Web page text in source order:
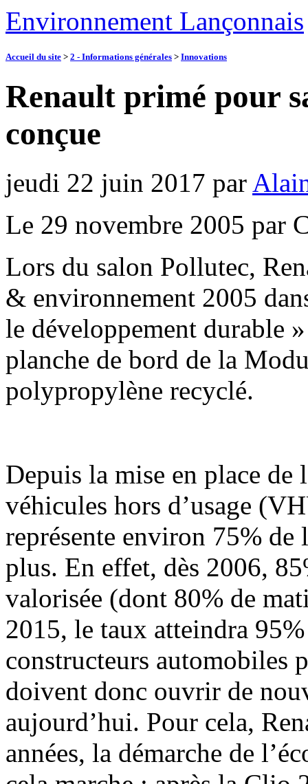
Environnement Lançonnais
Accueil du site > 2 - Informations générales > Innovations
Renault primé pour
conçue
jeudi 22 juin 2017 par
Le 29 novembre 2005 par
Lors du salon Pollutec,
& environnement 2005
le développement durable
planche de bord de la
polypropylène recyclé.
Depuis la mise en place de
véhicules hors d’usage
représente environ 75% de
plus. En effet, dès 2006,
valorisée (dont 80% de
2015, le taux atteindra
constructeurs automobiles
doivent donc ouvrir de
aujourd’hui. Pour cela,
années, la démarche de